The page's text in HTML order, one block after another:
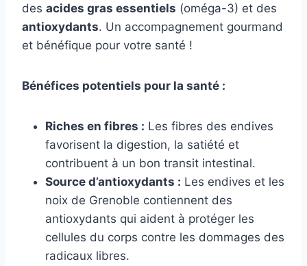
des acides gras essentiels (oméga-3) et des
antioxydants. Un accompagnement gourmand
et bénéfique pour votre santé !
Bénéfices potentiels pour la santé :
Riches en fibres : Les fibres des endives
favorisent la digestion, la satiété et
contribuent à un bon transit intestinal.
Source d’antioxydants : Les endives et les
noix de Grenoble contiennent des
antioxydants qui aident à protéger les
cellules du corps contre les dommages des
radicaux libres.